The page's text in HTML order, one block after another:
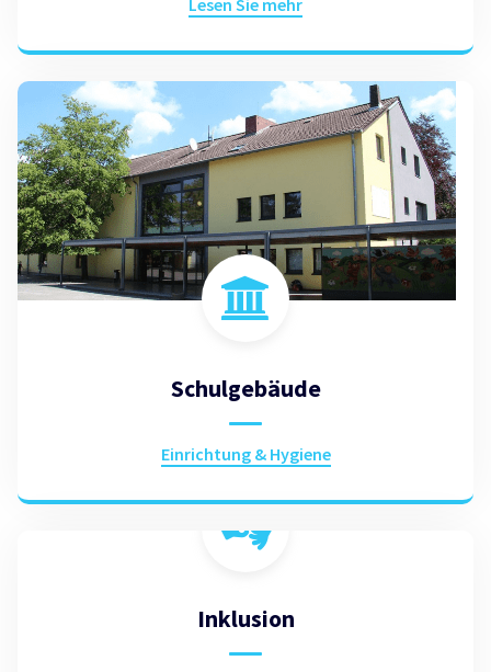
Lesen Sie mehr
Schulgebäude
Einrichtung & Hygiene
Inklusion